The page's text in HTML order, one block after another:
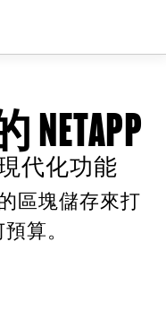
代化功能
區塊儲存來打
算。